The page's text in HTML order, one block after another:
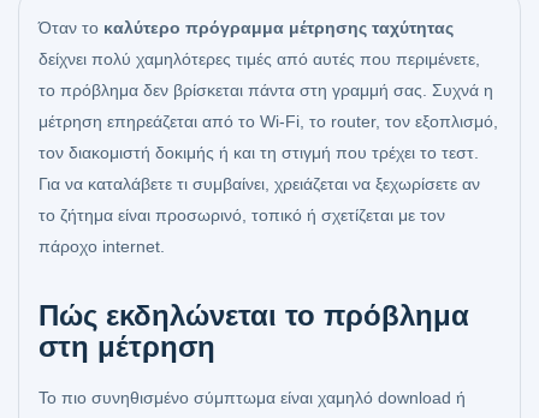
Όταν το καλύτερο πρόγραμμα μέτρησης ταχύτητας
δείχνει πολύ χαμηλότερες τιμές από αυτές που περιμένετε,
το πρόβλημα δεν βρίσκεται πάντα στη γραμμή σας. Συχνά η
μέτρηση επηρεάζεται από το Wi-Fi, το router, τον εξοπλισμό,
τον διακομιστή δοκιμής ή και τη στιγμή που τρέχει το τεστ.
Για να καταλάβετε τι συμβαίνει, χρειάζεται να ξεχωρίσετε αν
το ζήτημα είναι προσωρινό, τοπικό ή σχετίζεται με τον
πάροχο internet.
Πώς εκδηλώνεται το πρόβλημα
στη μέτρηση
Το πιο συνηθισμένο σύμπτωμα είναι χαμηλό download ή